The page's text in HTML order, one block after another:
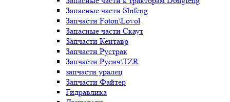
Запасные части Shifeng
Запчасти Foton\Lovol
Запасные части Скаут
Запчасти Кентавр
Запчасти Рустрак
Запчасти Русич\TZR
запчасти уралец
Запчасти Файтер
Гидравлика